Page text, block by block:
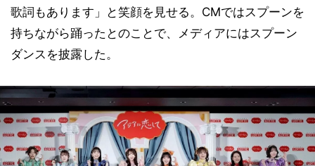
歌詞もあります」と笑顔を見せる。CMではスプーンを
持ちながら踊ったとのことで、メディアにはスプーン
ダンスを披露した。